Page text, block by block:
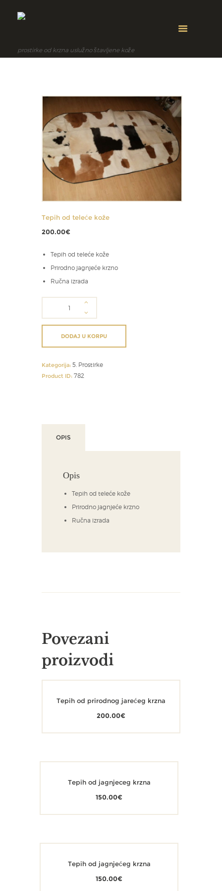
prostirke od krzna uslužno štavljene kože
Tepih od teleće kože
200.00€
Tepih od teleće kože
Prirodno jagnjeće krzno
Ručna izrada
teleće
DODAJ U KORPU
Kategorija: 5. Prostirke
Product ID: 782
OPIS
Opis
Tepih od teleće kože
Prirodno jagnjeće krzno
Ručna izrada
Povezani
proizvodi
Tepih od prirodnog jarećeg krzna
200.00€
Tepih od jagnjeceg krzna
150.00€
Tepih od jagnjećeg krzna
150.00€